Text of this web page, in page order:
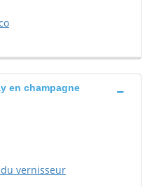
en champagne
vernisseur